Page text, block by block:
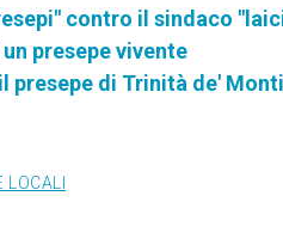
contro il sindaco
presepe vivente
presepe di Trinità de'
LOCALI